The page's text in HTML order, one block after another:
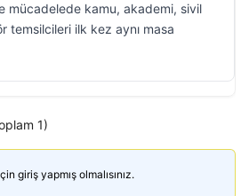
mücadelede kamu, akademi, sivil
temsilcileri ilk kez aynı masa
1)
giriş yapmış olmalısınız.